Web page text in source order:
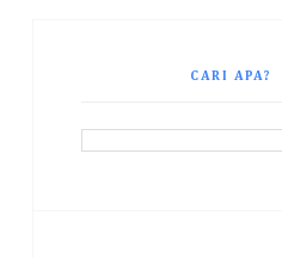
CARI APA?